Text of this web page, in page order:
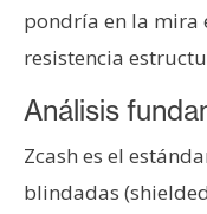
pondría en la mira
resistencia
Análisis
Zcash es el
blindadas